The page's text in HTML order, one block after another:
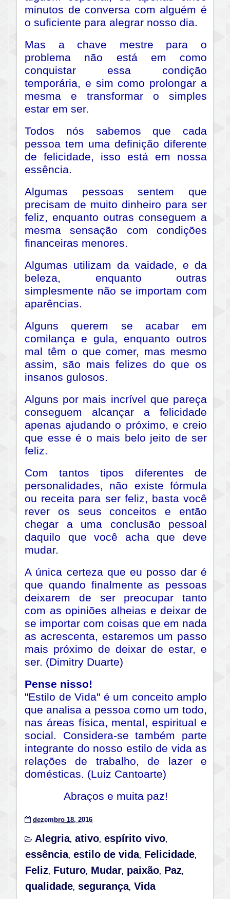
minutos de conversa com alguém é
o suficiente para alegrar nosso dia.
Mas a chave mestre para o
problema não está em como
conquistar essa condição
temporária, e sim como prolongar a
mesma e transformar o simples
estar em ser.
Todos nós sabemos que cada
pessoa tem uma definição diferente
de felicidade, isso está em nossa
essência.
Algumas pessoas sentem que
precisam de muito dinheiro para ser
feliz, enquanto outras conseguem a
mesma sensação com condições
financeiras menores.
Algumas utilizam da vaidade, e da
beleza, enquanto outras
simplesmente não se importam com
aparências.
Alguns querem se acabar em
comilança e gula, enquanto outros
mal têm o que comer, mas mesmo
assim, são mais felizes do que os
insanos gulosos.
Alguns por mais incrível que pareça
conseguem alcançar a felicidade
apenas ajudando o próximo, e creio
que esse é o mais belo jeito de ser
feliz.
Com tantos tipos diferentes de
personalidades, não existe fórmula
ou receita para ser feliz, basta você
rever os seus conceitos e então
chegar a uma conclusão pessoal
daquilo que você acha que deve
mudar.
A única certeza que eu posso dar é
que quando finalmente as pessoas
deixarem de ser preocupar tanto
com as opiniões alheias e deixar de
se importar com coisas que em nada
as acrescenta, estaremos um passo
mais próximo de deixar de estar, e
ser. (Dimitry Duarte)
Pense nisso!
"Estilo de Vida" é um conceito amplo
que analisa a pessoa como um todo,
nas áreas física, mental, espiritual e
social. Considera-se também parte
integrante do nosso estilo de vida as
relações de trabalho, de lazer e
domésticas. (Luiz Cantoarte)
Abraços e muita paz!
dezembro 18, 2016
Alegria, ativo, espírito vivo,
essência, estilo de vida, Felicidade,
Feliz, Futuro, Mudar, paixão, Paz,
qualidade, segurança, Vida